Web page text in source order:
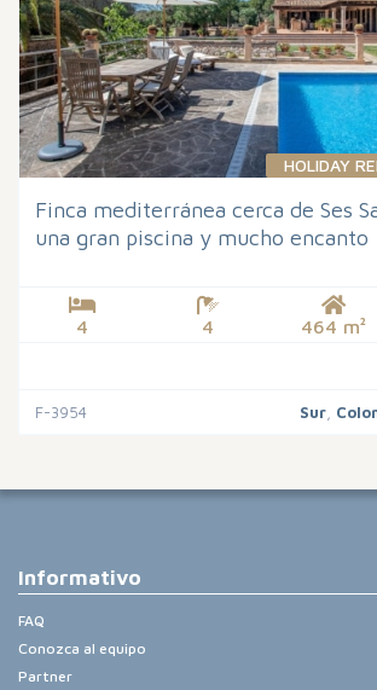
HOLIDAY
Finca mediterránea cerca de Ses
una gran piscina y mucho encanto
4 4 464 m²
F-3954 Sur
Informativo
FAQ
Conozca al equipo
Partner